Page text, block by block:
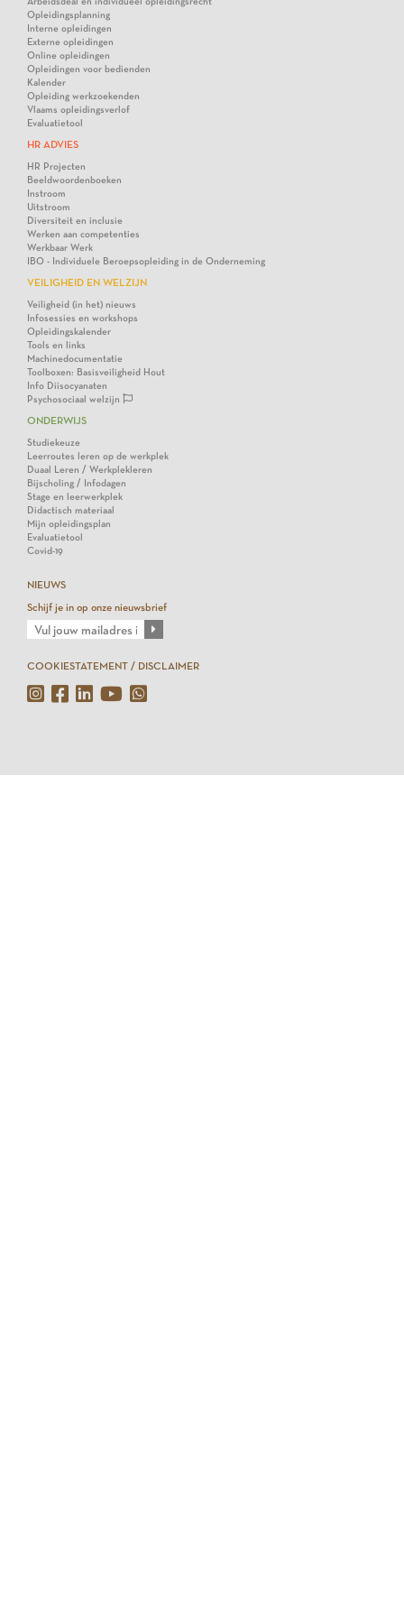
Opleidingsplanning
Interne opleidingen
Externe opleidingen
Online opleidingen
Opleidingen voor bedienden
Kalender
Opleiding werkzoekenden
Vlaams opleidingsverlof
Evaluatietool
HR ADVIES
HR Projecten
Beeldwoordenboeken
Instroom
Uitstroom
Diversiteit en inclusie
Werken aan competenties
Werkbaar Werk
IBO - Individuele Beroepsopleiding in de Onderneming
VEILIGHEID EN WELZIJN
Veiligheid (in het) nieuws
Infosessies en workshops
Opleidingskalender
Tools en links
Machinedocumentatie
Toolboxen: Basisveiligheid Hout
Info Diisocyanaten
Psychosociaal welzijn
ONDERWIJS
Studiekeuze
Leerroutes leren op de werkplek
Duaal Leren / Werkplekleren
Bijscholing / Infodagen
Stage en leerwerkplek
Didactisch materiaal
Mijn opleidingsplan
Evaluatietool
Covid-19
NIEUWS
Schijf je in op onze nieuwsbrief
COOKIESTATEMENT / DISCLAIMER